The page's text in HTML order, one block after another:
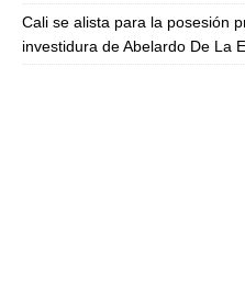
Cali se alista para la posesión
investidura de Abelardo De La